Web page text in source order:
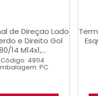
de Direçao Lado
e Direito Gol
14 M14x1,...
Código: 49114
PC